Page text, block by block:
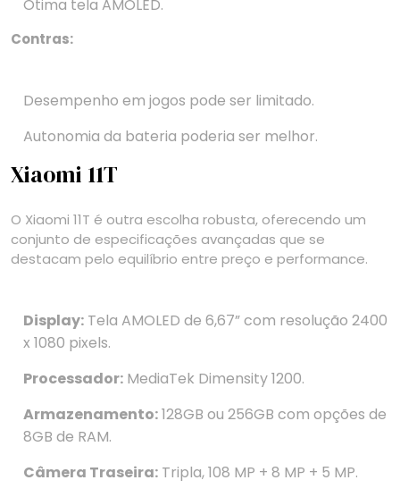
Ótima tela AMOLED.
Contras:
Desempenho em jogos pode ser limitado.
Autonomia da bateria poderia ser melhor.
Xiaomi 11T
O Xiaomi 11T é outra escolha robusta, oferecendo um
conjunto de especificações avançadas que se
destacam pelo equilíbrio entre preço e performance.
Display: Tela AMOLED de 6,67” com resolução 2400
x 1080 pixels.
Processador: MediaTek Dimensity 1200.
Armazenamento:128GB ou 256GB com opções de
8GB de RAM.
Câmera Traseira: Tripla, 108 MP + 8 MP + 5 MP.